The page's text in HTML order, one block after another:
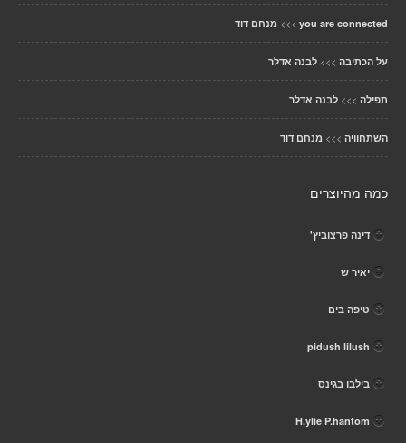
you are connected
>>> מנחם דוד
על הכתיבה >>> לבנה אדלר
תפילה >>> לבנה אדלר
השתחוויה >>> מנחם דוד
כמה מהיוצרים
דינה פרצוביץ'
יאיר ש
טיפה בים
pidush lilush
בילבו בגינס
H.ylie P.hantom